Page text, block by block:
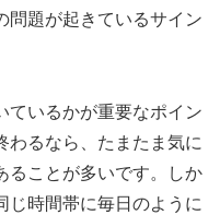
問題が起きているサイン
ているかが重要なポイン
わるなら、たまたま気に
ることが多いです。しか
じ時間帯に毎日のように